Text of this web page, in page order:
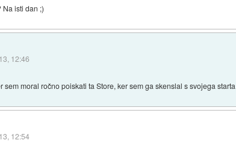
Na isti dan ;)
12:46
sem moral ročno poiskati ta Store, ker sem ga skenslal s svojega starta
12:54